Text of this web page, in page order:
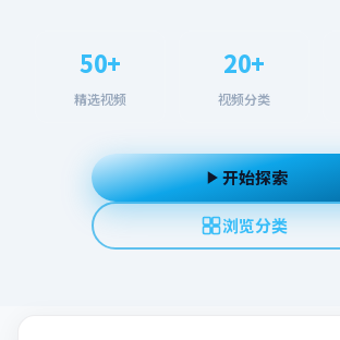
50+
精选视频
20+
视频分类
开始探索
浏览分类